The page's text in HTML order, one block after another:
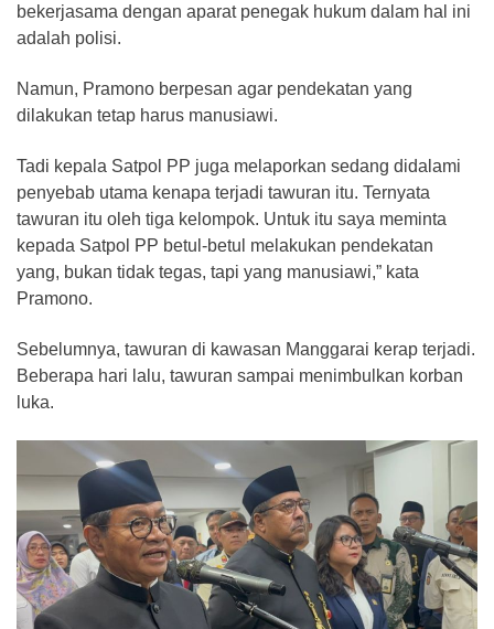
bekerjasama dengan aparat penegak hukum dalam hal ini
adalah polisi.
Namun, Pramono berpesan agar pendekatan yang
dilakukan tetap harus manusiawi.
Tadi kepala Satpol PP juga melaporkan sedang didalami
penyebab utama kenapa terjadi tawuran itu. Ternyata
tawuran itu oleh tiga kelompok. Untuk itu saya meminta
kepada Satpol PP betul-betul melakukan pendekatan
yang, bukan tidak tegas, tapi yang manusiawi,” kata
Pramono.
Sebelumnya, tawuran di kawasan Manggarai kerap terjadi.
Beberapa hari lalu, tawuran sampai menimbulkan korban
luka.